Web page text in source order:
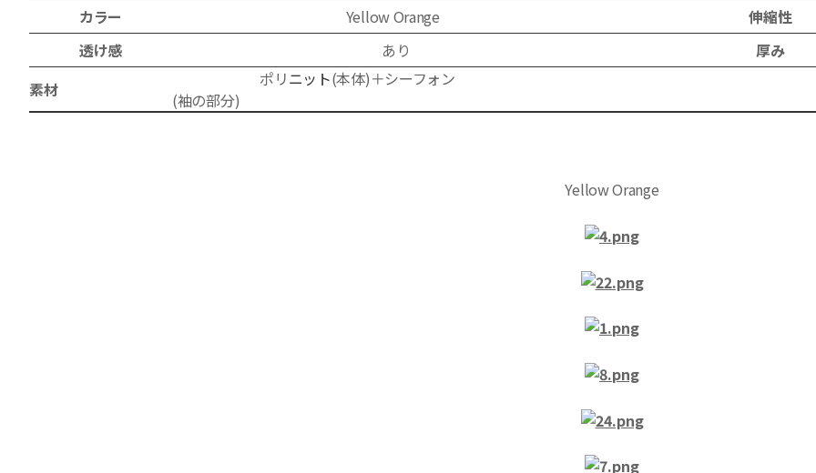
カラー YellowOrange 伸縮性
透け感
あり 厚み
素材
ポリニット(本体)＋シーフォン
(袖の部分)
YellowOrange